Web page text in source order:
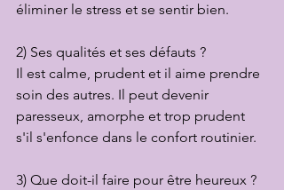
éliminer le stress et se sentir bien.
2) Ses qualités et ses défauts ?
Il est calme, prudent et il aime prendre
soin des autres. Il peut devenir
paresseux, amorphe et trop prudent
s'il s'enfonce dans le confort routinier.
3) Que doit-il faire pour être heureux ?